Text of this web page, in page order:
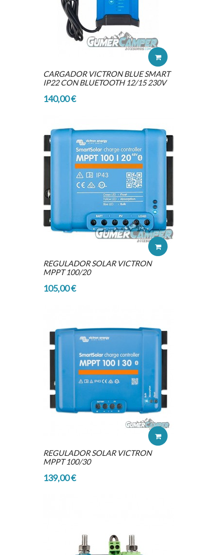
CARGADOR VICTRON BLUE SMART
IP22 CON BLUETOOTH 12/15 230V
140,00 €
REGULADOR SOLAR VICTRON
MPPT 100/20
105,00 €
REGULADOR SOLAR VICTRON
MPPT 100/30
139,00 €